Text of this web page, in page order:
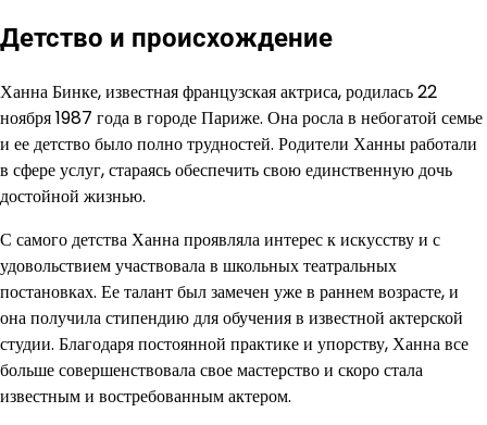
Детство и происхождение
Ханна Бинке, известная французская актриса, родилась 22
ноября 1987 года в городе Париже. Она росла в небогатой семье
и ее детство было полно трудностей. Родители Ханны работали
в сфере услуг, стараясь обеспечить свою единственную дочь
достойной жизнью.
С самого детства Ханна проявляла интерес к искусству и с
удовольствием участвовала в школьных театральных
постановках. Ее талант был замечен уже в раннем возрасте, и
она получила стипендию для обучения в известной актерской
студии. Благодаря постоянной практике и упорству, Ханна все
больше совершенствовала свое мастерство и скоро стала
известным и востребованным актером.